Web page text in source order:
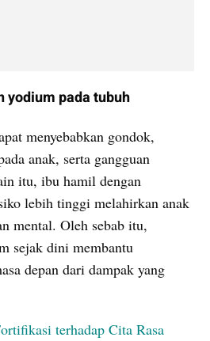
yodium pada tubuh
menyebabkan gondok,
anak, serta gangguan
itu, ibu hamil dengan
lebih tinggi melahirkan anak
mental. Oleh sebab itu,
sejak dini membantu
depan dari dampak yang
terhadap Cita Rasa